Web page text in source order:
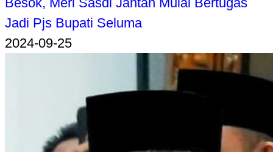
Jadi Pjs Bupati Seluma
2024-09-25